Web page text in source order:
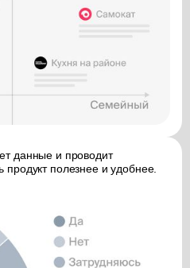
данные и проводит
продукт полезнее и удобнее.